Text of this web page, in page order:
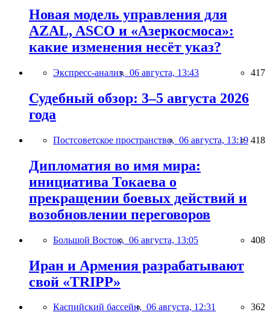
Новая модель управления для
AZAL, ASCO и «Азеркосмоса»:
какие изменения несёт указ?
Экспресс-анализ, 06 августа, 13:43 417
Судебный обзор: 3–5 августа 2026
года
Постсоветское пространство, 06 августа, 13:19 418
Дипломатия во имя мира:
инициатива Токаева о
прекращении боевых действий и
возобновлении переговоров
Большой Восток, 06 августа, 13:05 408
Иран и Армения разрабатывают
свой «TRIPP»
Каспийский бассейн, 06 августа, 12:31 362